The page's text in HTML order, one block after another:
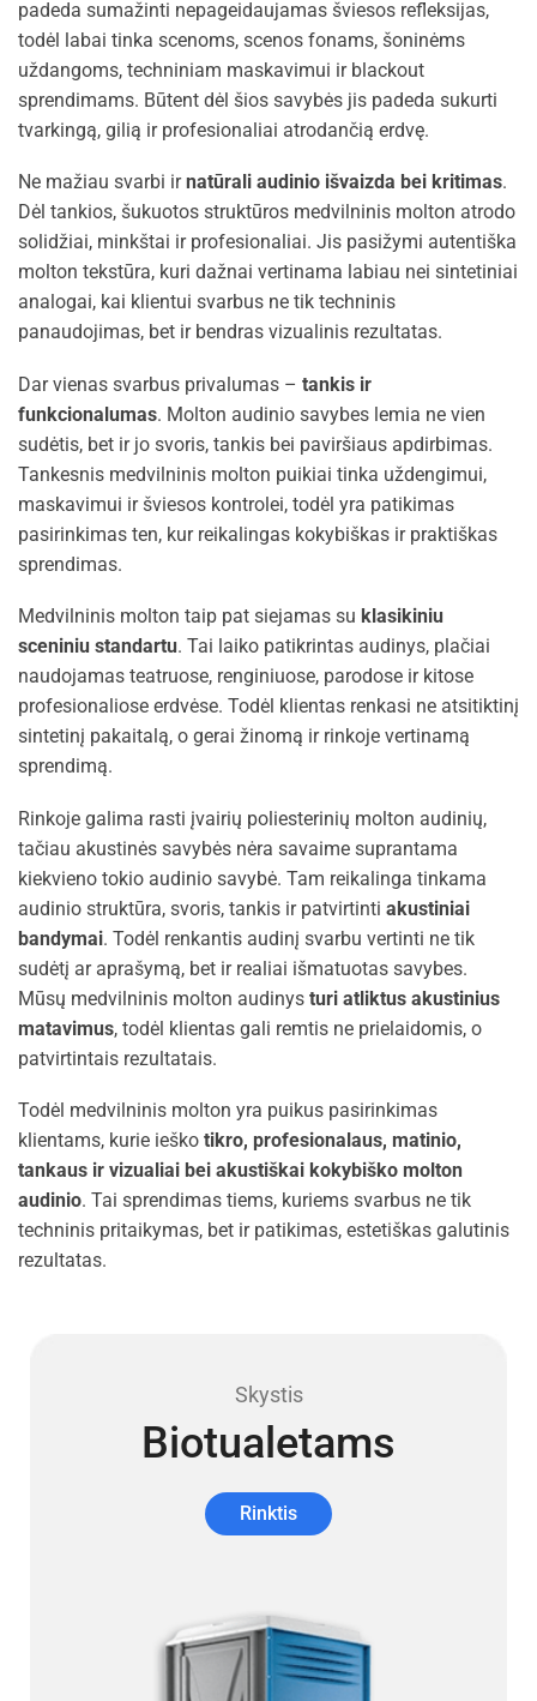
padeda sumažinti nepageidaujamas šviesos refleksijas,
todėl labai tinka scenoms, scenos fonams, šoninėms
uždangoms, techniniam maskavimui ir blackout
sprendimams. Būtent dėl šios savybės jis padeda sukurti
tvarkingą, gilią ir profesionaliai atrodančią erdvę.
Ne mažiau svarbi irnatūrali audinio išvaizda bei kritimas.
Dėl tankios, šukuotos struktūros medvilninis molton atrodo
solidžiai, minkštai ir profesionaliai. Jis pasižymi autentiška
molton tekstūra, kuri dažnai vertinama labiau nei sintetiniai
analogai, kai klientui svarbus ne tik techninis
panaudojimas, bet ir bendras vizualinis rezultatas.
Dar vienas svarbus privalumas – tankis ir
funkcionalumas. Molton audinio savybes lemia ne vien
sudėtis, bet ir jo svoris, tankis bei paviršiaus apdirbimas.
Tankesnis medvilninis molton puikiai tinka uždengimui,
maskavimui ir šviesos kontrolei, todėl yra patikimas
pasirinkimas ten, kur reikalingas kokybiškas ir praktiškas
sprendimas.
Medvilninis molton taip pat siejamas su klasikiniu
sceniniu standartu. Tai laiko patikrintas audinys, plačiai
naudojamas teatruose, renginiuose, parodose ir kitose
profesionaliose erdvėse. Todėl klientas renkasi ne atsitiktinį
sintetinį pakaitalą, o gerai žinomą ir rinkoje vertinamą
sprendimą.
Rinkoje galima rasti įvairių poliesterinių molton audinių,
tačiau akustinės savybės nėra savaime suprantama
kiekvieno tokio audinio savybė. Tam reikalinga tinkama
audinio struktūra, svoris, tankis ir patvirtinti akustiniai
bandymai. Todėl renkantis audinį svarbu vertinti ne tik
sudėtį ar aprašymą, bet ir realiai išmatuotas savybes.
Mūsų medvilninis molton audinys turi atliktus akustinius
matavimus, todėl klientas gali remtis ne prielaidomis, o
patvirtintais rezultatais.
Todėl medvilninis molton yra puikus pasirinkimas
klientams, kurie ieško tikro, profesionalaus, matinio,
tankaus ir vizualiai bei akustiškai kokybiško molton
audinio. Tai sprendimas tiems, kuriems svarbus ne tik
techninis pritaikymas, bet ir patikimas, estetiškas galutinis
rezultatas.
Skystis
Biotualetams
Rinktis